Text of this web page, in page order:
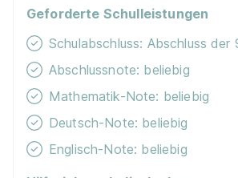
Geforderte Schulleistungen
Schulabschluss: Abschluss der
Abschlussnote: beliebig
Mathematik-Note: beliebig
Deutsch-Note: beliebig
Englisch-Note: beliebig